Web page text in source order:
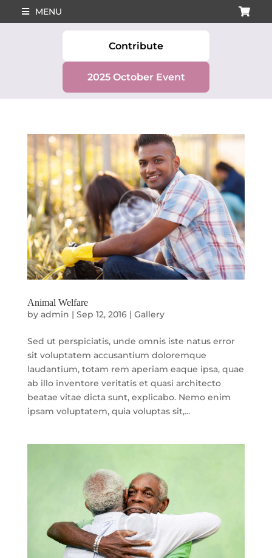
MENU
Contribute
2025 October Event
Animal Welfare
by admin | Sep 12, 2016| Gallery
Sed ut perspiciatis, unde omnis iste natus error
sit voluptatem accusantium doloremque
laudantium, totam rem aperiam eaque ipsa, quae
ab illo inventore veritatis et quasi architecto
beatae vitae dicta sunt, explicabo. Nemo enim
ipsam voluptatem, quia voluptas sit,...